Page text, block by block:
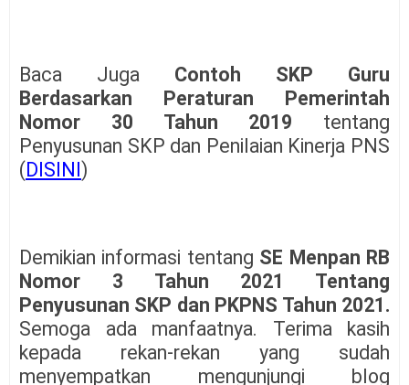
Baca Juga Contoh SKP Guru
Berdasarkan Peraturan Pemerintah
Nomor 30 Tahun 2019 tentang
Penyusunan SKP dan Penilaian Kinerja PNS
(DISINI)
Demikian informasi tentang SE Menpan RB
Nomor 3 Tahun 2021 Tentang
Penyusunan SKP dan PKPNS Tahun 2021.
Semoga ada manfaatnya. Terima kasih
kepada rekan-rekan yang sudah
menyempatkan mengunjungi blog